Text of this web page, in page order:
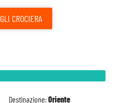
CROCIERA
Destinazione:Oriente